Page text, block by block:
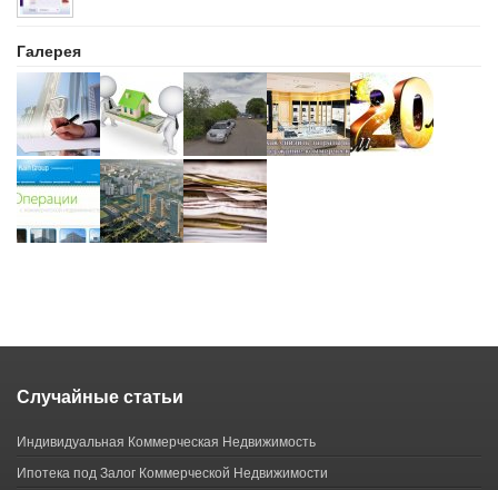
Галерея
Случайные статьи
Индивидуальная Коммерческая Недвижимость
Ипотека под Залог Коммерческой Недвижимости